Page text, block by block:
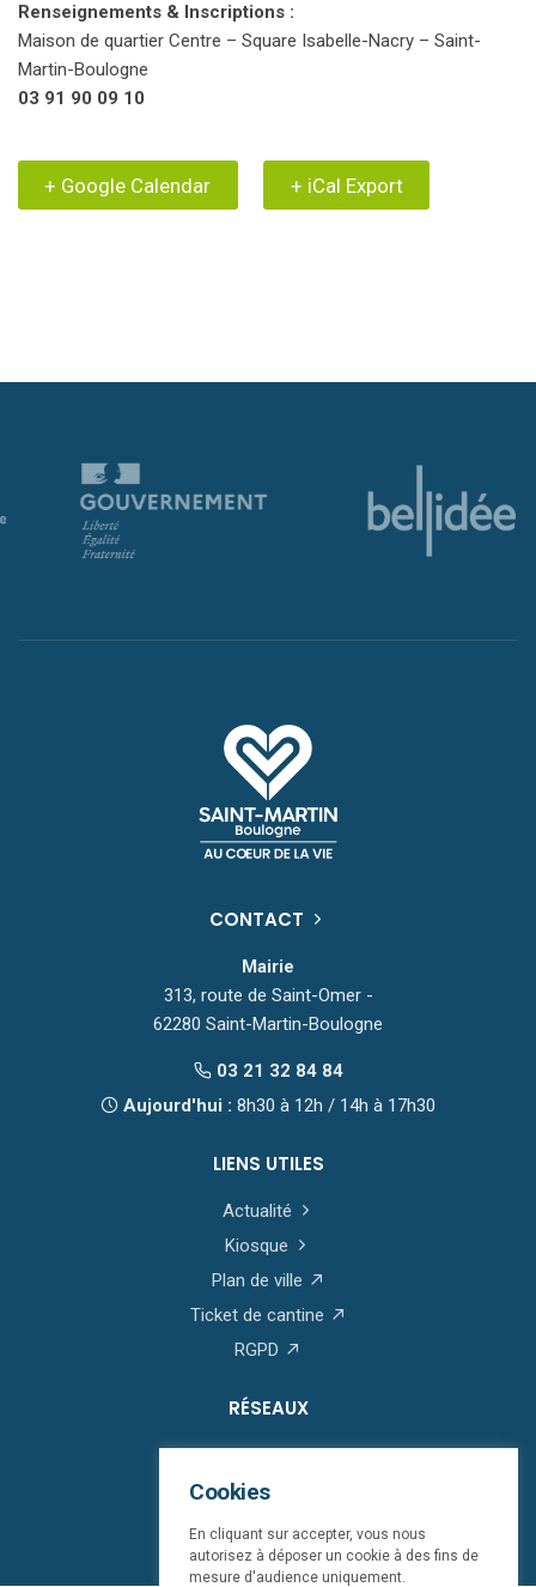
Renseignements & Inscriptions :
Maison de quartier Centre – Square Isabelle-Nacry – Saint-
Martin-Boulogne
03 91 90 09 10
+ Google Calendar + iCal Export
CONTACT
Mairie
313, route de Saint-Omer -
62280 Saint-Martin-Boulogne
03 21 32 84 84
Aujourd'hui : 8h30 à 12h / 14h à 17h30
LIENS UTILES
Actualité
Kiosque
Plan de ville
Ticket de cantine
RGPD
RÉSEAUX
Cookies
En cliquant sur accepter, vous nous
autorisez à déposer un cookie à des fins de
mesure d'audience uniquement.